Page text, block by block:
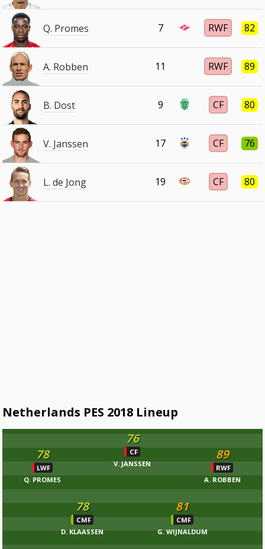
Q. Promes 7 RWF 82
A. Robben 11 RWF 89
B. Dost 9 CF 80
V. Janssen 17 CF 76
L. de Jong 19 CF 80
Netherlands PES 2018 Lineup
81
CMF
G. WIJNALDUM
78
CMF
D. KLAASSEN
89
RWF
A. ROBBEN
78
LWF
Q. PROMES
76
CF
V. JANSSEN